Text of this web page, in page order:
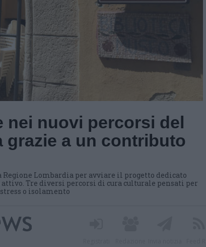
nei nuovi percorsi del
grazie a un contributo
Lombardia per avviare il progetto dedicato
Tre diversi percorsi di cura culturale pensati per
o isolamento